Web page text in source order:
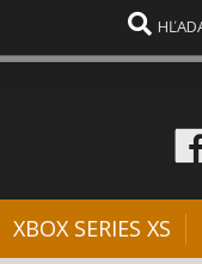
XBOX SERIES XS